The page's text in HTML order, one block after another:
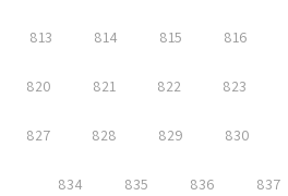
813 814 815 816
820 821 822 823
827 828 829 830
834 835 836 837